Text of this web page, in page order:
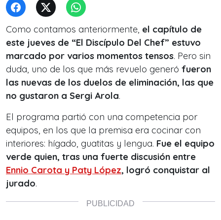
Como contamos anteriormente, el capítulo de
este jueves de “El Discípulo Del Chef” estuvo
marcado por varios momentos tensos. Pero sin
duda, uno de los que más revuelo generó fueron
las nuevas de los duelos de eliminación, las que
no gustaron a Sergi Arola.
El programa partió con una competencia por
equipos, en los que la premisa era cocinar con
interiores: hígado, guatitas y lengua. Fue el equipo
verde quien, tras una fuerte discusión entre
Ennio Carota y Paty López, logró conquistar al
jurado.